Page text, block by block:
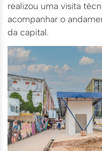
realizou uma visita
acompanhar o
da capital.